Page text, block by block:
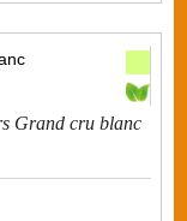
Grand cru blanc